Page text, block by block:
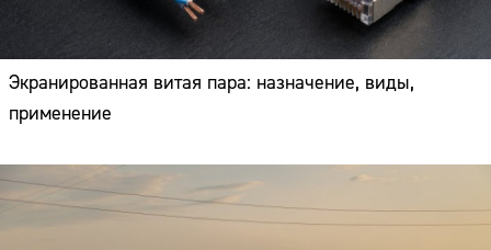
Экранированная витая пара: назначение, виды,
применение